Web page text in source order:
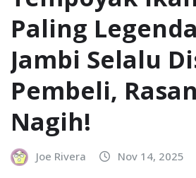
Paling
Jambi Selalu
Pembeli,
Nagih!
Joe Rivera Nov 14, 2025